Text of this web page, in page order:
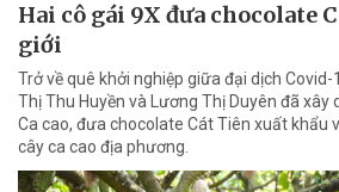
Hai cô gái 9X đưa chocolate
giới
Trở về quê khởi nghiệp giữa đại dịch
Thị Thu Huyền và Lương Thị Duyên đã xây
Ca cao, đưa chocolate Cát Tiên xuất khẩu
cây ca cao địa phương.